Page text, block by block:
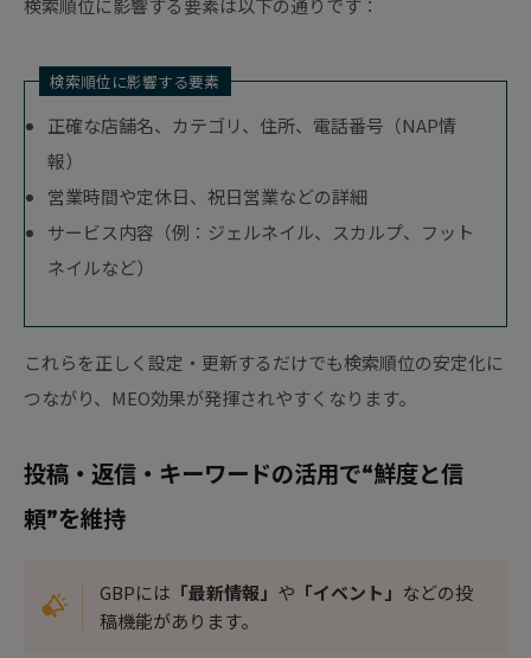
検索順位に影響する要素は以下の通りです：
検索順位に影響する要素
正確な店舗名、カテゴリ、住所、電話番号（NAP情
報）
営業時間や定休日、祝日営業などの詳細
サービス内容（例：ジェルネイル、スカルプ、フット
ネイルなど）
これらを正しく設定・更新するだけでも検索順位の安定化に
つながり、MEO効果が発揮されやすくなります。
投稿・返信・キーワードの活用で“鮮度と信
頼”を維持
GBPには 「最新情報」 や 「イベント」 などの投
稿機能があります。